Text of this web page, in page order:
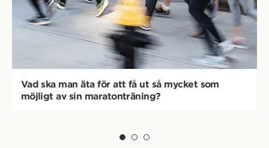
Vad ska man äta för att få ut så mycket som
möjligt av sin maratonträning?